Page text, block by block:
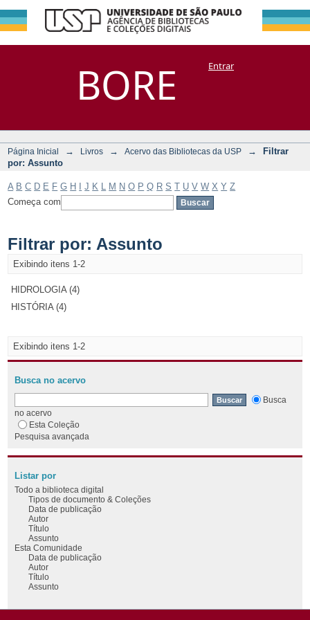
BORE
Filtrar por:
Assunto
DSpace/Manakin + CoriscoEntrar
Página Inicial → Livros → Acervo das Bibliotecas da USP →
Filtrar
por: Assunto
A B C D E F G H J K M N O P Q R S T U V W X Y Z
Começa com
Filtrar por: Assunto
Exibindo itens 1-2
HIDROLOGIA (4)
HISTÓRIA (4)
Exibindo itens 1-2
Busca no acervo
Busca
no acervo
Esta Coleção
Pesquisa avançada
Listar por
Todo a biblioteca digital
Tipos de documento & Coleções
Data de publicação
Autor
Título
Assunto
Esta Comunidade
Data de publicação
Autor
Título
Assunto